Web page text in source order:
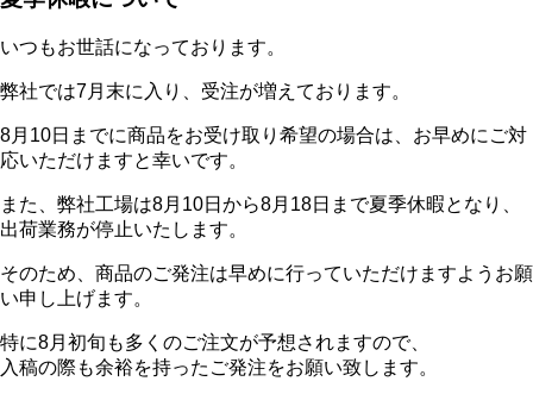
いつもお世話になっております。
弊社では7月末に入り、受注が増えております。
8月10日までに商品をお受け取り希望の場合は、お早めにご対
応いただけますと幸いです。
また、弊社工場は8月10日から8月18日まで夏季休暇となり、
出荷業務が停止いたします。
そのため、商品のご発注は早めに行っていただけますようお願
い申し上げます。
特に8月初旬も多くのご注文が予想されますので、
入稿の際も余裕を持ったご発注をお願い致します。